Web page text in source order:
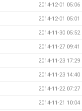
2014-12-01 05:06
2014-12-01 05:01
2014-11-30 05:52
2014-11-27 09:41
2014-11-23 17:29
2014-11-23 14:40
2014-11-22 07:27
2014-11-21 10:04